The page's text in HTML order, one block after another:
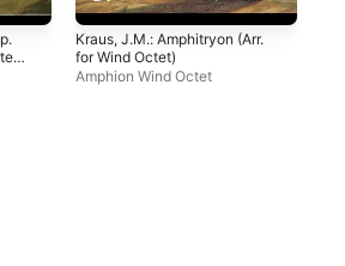
Kraus, J.M.: Amphitryon (Arr.
for Wind Octet)
Amphion Wind Octet